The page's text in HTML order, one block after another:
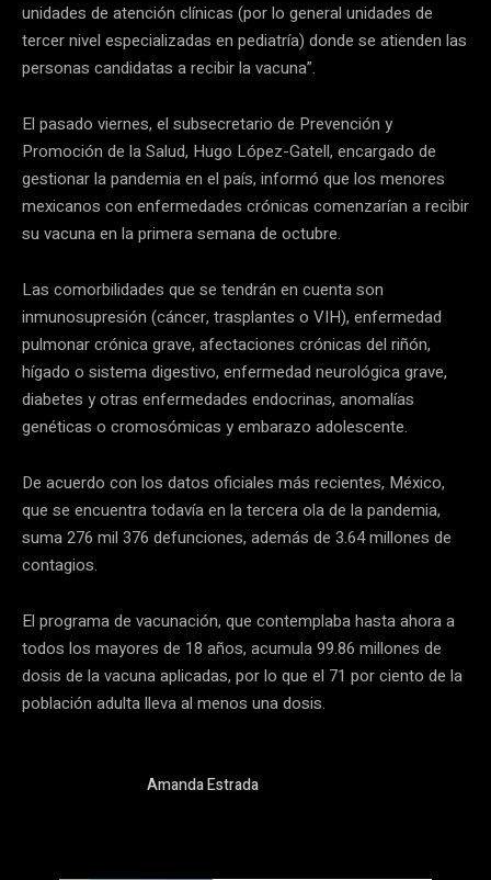
unidades de atención clínicas (por lo general unidades de
tercer nivel especializadas en pediatría) donde se atienden las
personas candidatas a recibir la vacuna”.
El pasado viernes, el subsecretario de Prevención y
Promoción de la Salud, Hugo López-Gatell, encargado de
gestionar la pandemia en el país, informó que los menores
mexicanos con enfermedades crónicas comenzarían a recibir
su vacuna en la primera semana de octubre.
Las comorbilidades que se tendrán en cuenta son
inmunosupresión (cáncer, trasplantes o VIH), enfermedad
pulmonar crónica grave, afectaciones crónicas del riñón,
hígado o sistema digestivo, enfermedad neurológica grave,
diabetes y otras enfermedades endocrinas, anomalías
genéticas o cromosómicas y embarazo adolescente.
De acuerdo con los datos oficiales más recientes, México,
que se encuentra todavía en la tercera ola de la pandemia,
suma 276 mil 376 defunciones, además de 3.64 millones de
contagios.
El programa de vacunación, que contemplaba hasta ahora a
todos los mayores de 18 años, acumula 99.86 millones de
dosis de la vacuna aplicadas, por lo que el 71 por ciento de la
población adulta lleva al menos una dosis.
Amanda Estrada